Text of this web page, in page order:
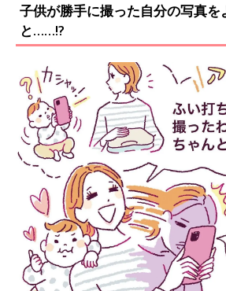
子供が勝手に撮った自分の写真を
と……!?